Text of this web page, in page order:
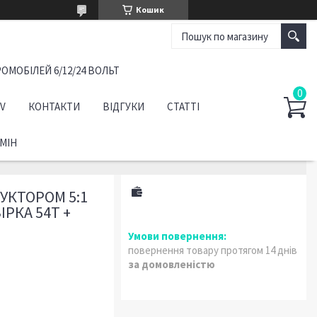
Кошик
6/12/24 ВОЛЬТ
КОНТАКТИ ВІДГУКИ СТАТТІ
5:1
54Т +
повернення товару протягом 14 днів
за домовленістю